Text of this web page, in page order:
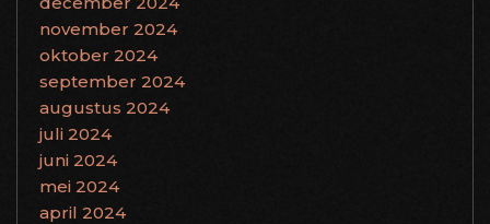
november 2024
oktober 2024
september 2024
augustus 2024
juli 2024
juni 2024
mei 2024
april 2024